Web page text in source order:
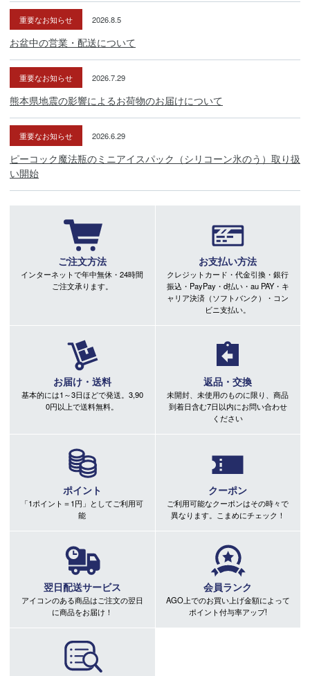
重要なお知らせ 2026.8.5
お盆中の営業・配送について
重要なお知らせ 2026.7.29
熊本県地震の影響によるお荷物のお届けについて
重要なお知らせ 2026.6.29
ピーコック魔法瓶のミニアイスパック（シリコーン氷のう）取り扱
い開始
ご注文方法
インターネットで年中無休・24時間
ご注文承ります。
お支払い方法
クレジットカード・代金引換・銀行
振込・PayPay・d払い・au PAY・キ
ャリア決済（ソフトバンク）・コン
ビニ支払い。
お届け・送料
基本的には1～3日ほどで発送。3,90
0円以上で送料無料。
返品・交換
未開封、未使用のものに限り、商品
到着日含む7日以内にお問い合わせ
ください
ポイント
「1ポイント＝1円」としてご利用可
能
クーポン
ご利用可能なクーポンはその時々で
異なります。こまめにチェック！
翌日配送サービス
アイコンのある商品はご注文の翌日
に商品をお届け！
会員ランク
AGO上でのお買い上げ金額によって
ポイント付与率アップ!